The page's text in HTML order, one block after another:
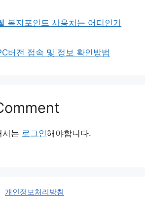
복지포인트 사용처는 어디인가
버전 접속 및 정보 확인방법
서는 로그인해야합니다.
개인정보처리방침